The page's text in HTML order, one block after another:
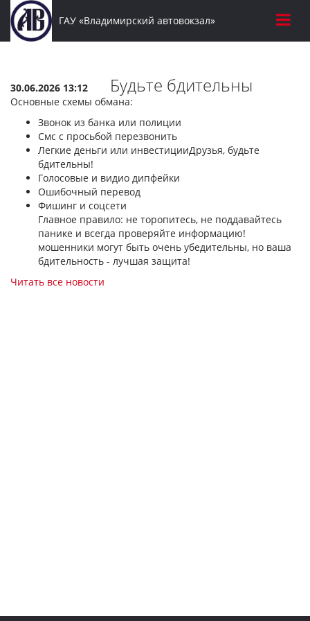
ГАУ «Владимирский автовокзал»
30.06.2026 13:12 Будьте бдительны
Основные схемы обмана:
Звонок из банка или полиции
Смс с просьбой перезвонить
Легкие деньги или инвестицииДрузья, будьте
бдительны!
Голосовые и видио дипфейки
Ошибочный перевод
Фишинг и соцсети
Главное правило: не торопитесь, не поддавайтесь
панике и всегда проверяйте информацию!
мошенники могут быть очень убедительны, но ваша
бдительность - лучшая защита!
Читать все новости